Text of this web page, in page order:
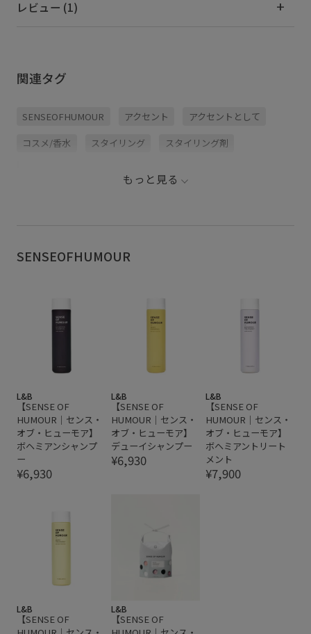
レビュー (1)
関連タグ
SENSEOFHUMOUR アクセント アクセントとして
コスメ/香水 スタイリング スタイリング剤
もっと見る
SENSEOFHUMOUR
L&B
【SENSE OF
HUMOUR｜センス・
オブ・ヒューモア】
ボヘミアンシャンプ
ー
¥6,930
L&B
【SENSE OF
HUMOUR｜センス・
オブ・ヒューモア】
デューイシャンプー
¥6,930
L&B
【SENSE OF
HUMOUR｜センス・
オブ・ヒューモア】
ボヘミアントリート
メント
¥7,900
L&B
【SENSE OF
L&B
【SENSE OF